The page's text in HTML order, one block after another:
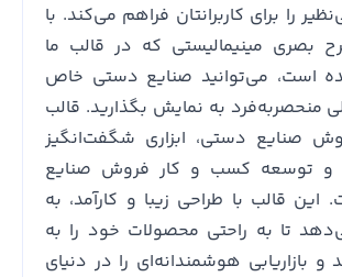
را برای کاربرانتان فراهم می‌کند. با
بصری مینیمالیستی که در قالب ما
است، می‌توانید صنایع دستی خاص
منحصربه‌فرد به نمایش بگذارید. قالب
صنایع دستی، ابزاری شگفت‌انگیز
و توسعه کسب و کار فروش صنایع
قالب با طراحی زیبا و کارآمد، به
تا به راحتی محصولات خود را به
و بازاریابی هوشمندانه‌ای را در دنیای